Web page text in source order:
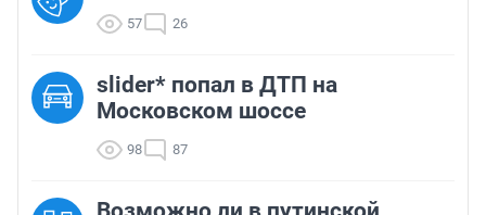
57 26
slider* попал в ДТП на
Московском шоссе
98 87